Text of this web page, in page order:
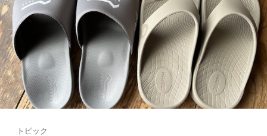
トピック